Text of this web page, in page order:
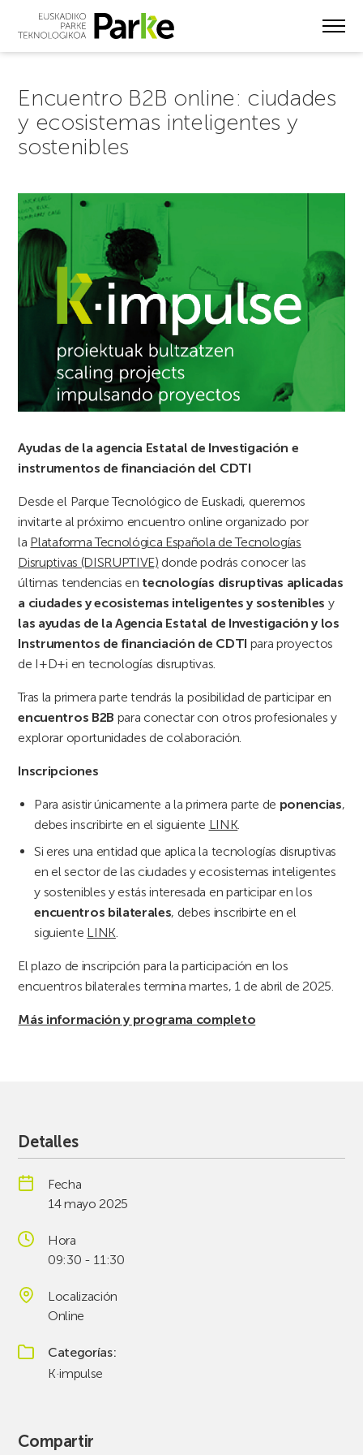
Encuentro B2B online: ciudades
y ecosistemas inteligentes y
sostenibles
Ayudas de la agencia Estatal de Investigación e
instrumentos de financiación del CDTI
Desde el Parque Tecnológico de Euskadi, queremos
invitarte al próximo encuentro online organizado por
la Plataforma Tecnológica Española de Tecnologías
Disruptivas (DISRUPTIVE) donde podrás conocer las
últimas tendencias en tecnologías disruptivas aplicadas
a ciudades y ecosistemas inteligentes y sostenibles y
las ayudas de la Agencia Estatal de Investigación y los
Instrumentos de financiación de CDTI para proyectos
de I+D+i en tecnologías disruptivas.
Tras la primera parte tendrás la posibilidad de participar en
encuentros B2B para conectar con otros profesionales y
explorar oportunidades de colaboración.
Inscripciones
Para asistir únicamente a la primera parte de ponencias,
debes inscribirte en el siguiente LINK
Si eres una entidad que aplica la tecnologías disruptivas
en el sector de las ciudades y ecosistemas inteligentes
y sostenibles y estás interesada en participar en los
encuentros bilaterales, debes inscribirte en el
siguiente LINK
El plazo de inscripción para la participación en los
encuentros bilaterales termina martes, 1 de abril de 2025.
Más información y programa completo
Detalles
Fecha
14 mayo 2025
Hora
09:30 - 11:30
Localización
Online
Categorías
K·impulse
Compartir